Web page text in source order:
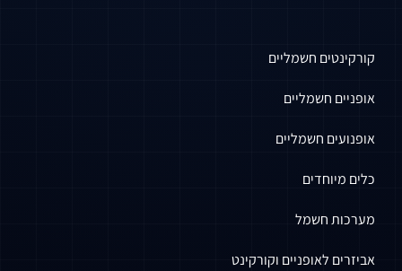
קורקינטים חשמליים
אופניים חשמליים
אופנועים חשמליים
כלים מיוחדים
מערכות חשמל
אביזרים לאופניים וקורקינט